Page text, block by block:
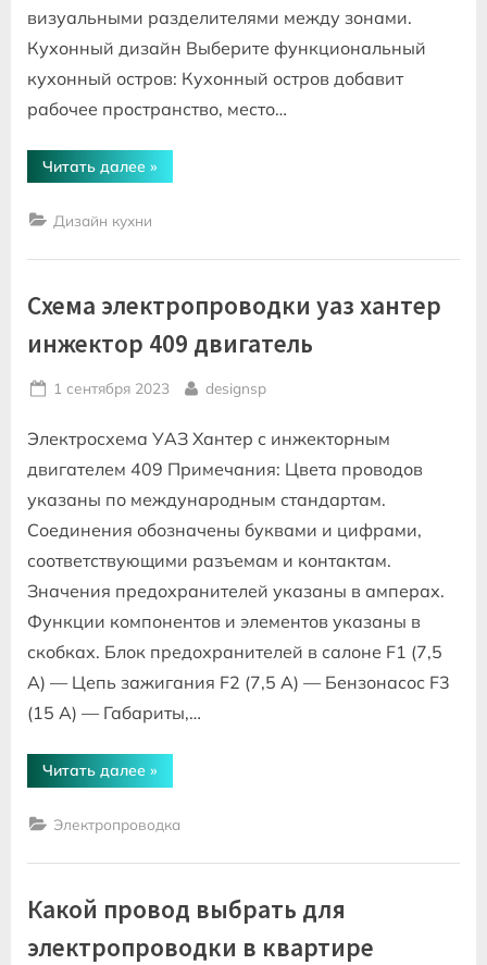
визуальными разделителями между зонами.
Кухонный дизайн Выберите функциональный
кухонный остров: Кухонный остров добавит
рабочее пространство, место…
Читать далее “Как
сделать
совмещенной
гостиной”
»
Дизайн кухни
Схема электропроводки уаз хантер
инжектор 409 двигатель
Posted
1 сентября 2023 By
designsp
Электросхема УАЗ Хантер с инжекторным
двигателем 409 Примечания: Цвета проводов
указаны по международным стандартам.
Соединения обозначены буквами и цифрами,
соответствующими разъемам и контактам.
Значения предохранителей указаны в амперах.
Функции компонентов и элементов указаны в
скобках. Блок предохранителей в салоне F1 (7,5
А) — Цепь зажигания F2 (7,5 А) — Бензонасос F3
(15 А) — Габариты,…
Читать далее “Схема
электропроводки
инжектор
двигатель”
»
Электропроводка
Какой провод выбрать для
электропроводки в квартире